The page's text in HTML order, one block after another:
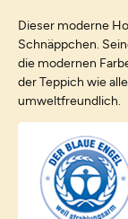
Dieser moderne
Schnäppchen.
die modernen
der Teppich wie
umweltfreundlich.